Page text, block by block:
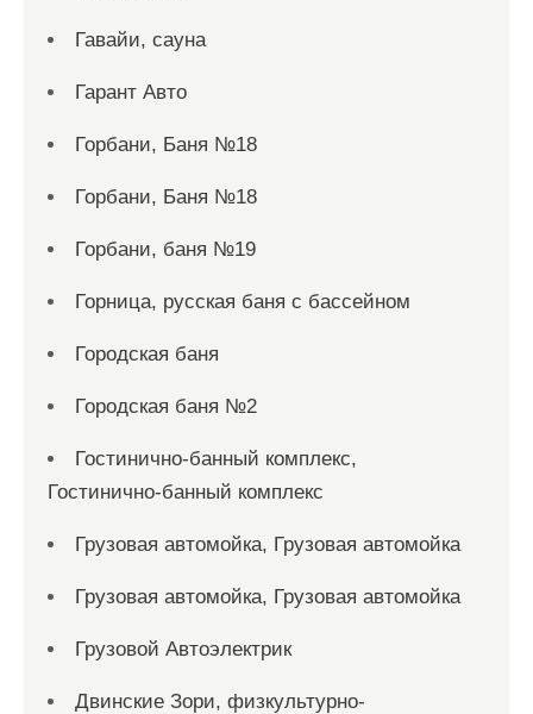
Гавайи, сауна
Гарант Авто
Горбани, Баня №18
Горбани, Баня №18
Горбани, баня №19
Горница, русская баня с бассейном
Городская баня
Городская баня №2
Гостинично-банный комплекс,
Гостинично-банный комплекс
Грузовая автомойка, Грузовая автомойка
Грузовая автомойка, Грузовая автомойка
Грузовой Автоэлектрик
Двинские Зори, физкультурно-